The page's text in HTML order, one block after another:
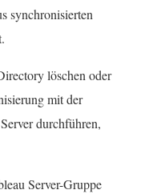
synchronisierten
löschen oder
mit der
durchführen,
Server-Gruppe